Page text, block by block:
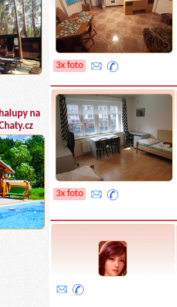
na
3x foto
3x foto